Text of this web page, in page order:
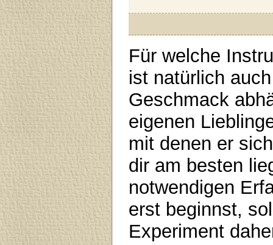
Für welche
ist natürlich
Geschmack
eigenen
mit denen er
dir am besten
notwendigen
erst beginnst,
Experiment